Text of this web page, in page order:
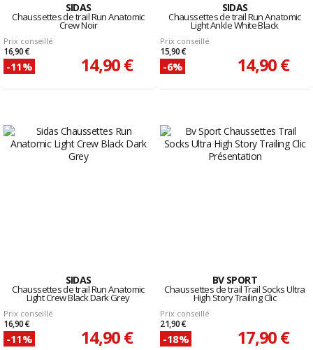
SIDAS
Chaussettes de trail Run Anatomic
Crew Noir
Prix conseillé
16,90 €
-11% 14,90 €
SIDAS
Chaussettes de trail Run Anatomic
Light Ankle White Black
Prix conseillé
15,90 €
-6% 14,90 €
SIDAS
Chaussettes de trail Run Anatomic
Light Crew Black Dark Grey
Prix conseillé
16,90 €
-11% 14,90 €
BV SPORT
Chaussettes de trail Trail Socks Ultra
High Story Trailing Clic
Prix conseillé
21,90 €
-18% 17,90 €